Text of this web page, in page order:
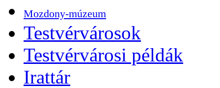
Mozdony-múzeum
Testvérvárosok
Testvérvárosi példák
Irattár